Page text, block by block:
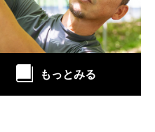
もっとみる